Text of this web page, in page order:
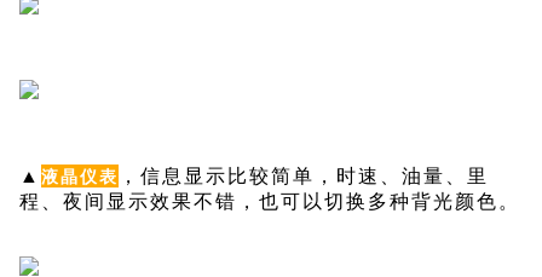
▲ 液晶仪表 ，信息显示比较简单，时速、油量、里
程、夜间显示效果不错，也可以切换多种背光颜色。